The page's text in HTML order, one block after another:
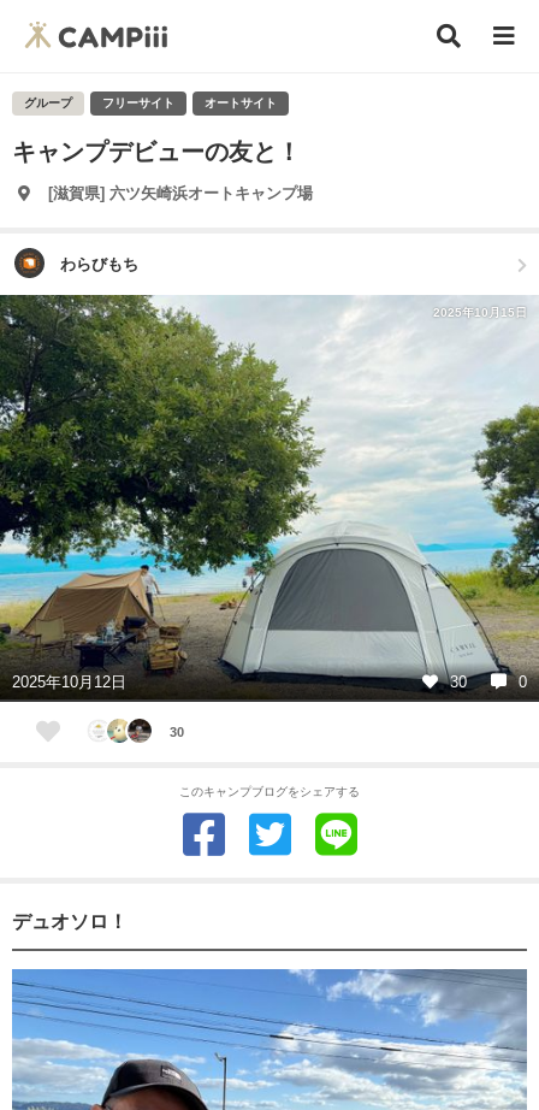
グループ フリーサイト オートサイト
キャンプデビューの友と！
[滋賀県] 六ツ矢崎浜オートキャンプ場
わらびもち
2025年10月15日
2025年10月12日 30 0
30
このキャンプブログをシェアする
デュオソロ！